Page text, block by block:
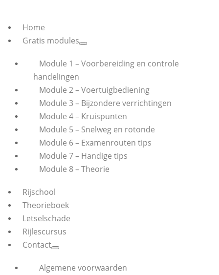
Home
Gratis modules
Module 1 – Voorbereiding en controle
handelingen
Module 2 – Voertuigbediening
Module 3 – Bijzondere verrichtingen
Module 4 – Kruispunten
Module 5 – Snelweg en rotonde
Module 6 – Examenrouten tips
Module 7 – Handige tips
Module 8 – Theorie
Rijschool
Theorieboek
Letselschade
Rijlescursus
Contact
Algemene voorwaarden